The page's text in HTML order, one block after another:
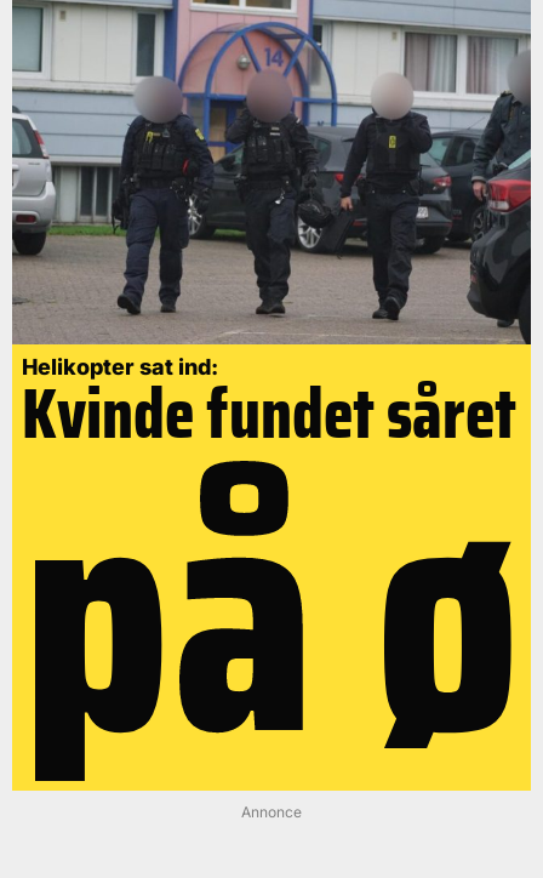
Helikopter sat ind:
Kvinde fundet såret
på ø
Annonce